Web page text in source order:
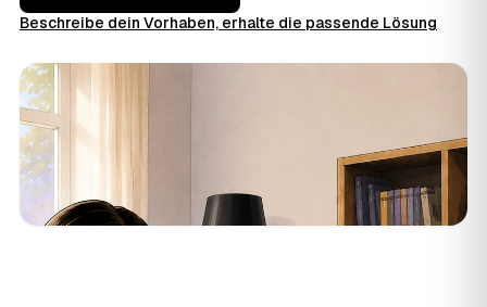
Beschreibe dein Vorhaben, erhalte die passende Lösung